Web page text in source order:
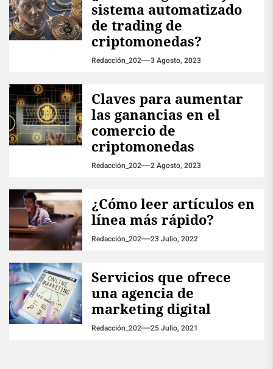
sistema automatizado
de trading de
criptomonedas?
Redacción_202 3 Agosto, 2023
Claves para aumentar
las ganancias en el
comercio de
criptomonedas
Redacción_202 2 Agosto, 2023
¿Cómo leer artículos en
línea más rápido?
Redacción_202 23 Julio, 2022
Servicios que ofrece
una agencia de
marketing digital
Redacción_202 25 Julio, 2021